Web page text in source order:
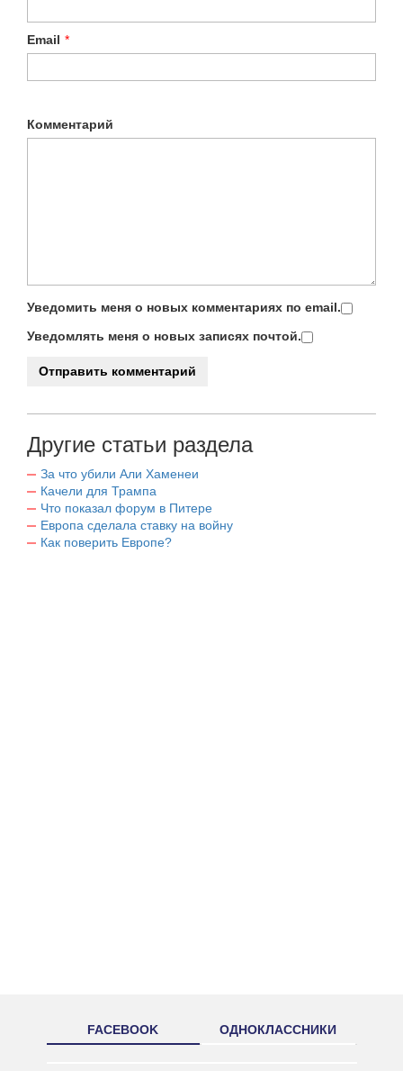
Email *
Комментарий
Уведомить меня о новых комментариях по email.
Уведомлять меня о новых записях почтой.
Другие статьи раздела
За что убили Али Хаменеи
Качели для Трампа
Что показал форум в Питере
Европа сделала ставку на войну
Как поверить Европе?
FACEBOOK ОДНОКЛАССНИКИ